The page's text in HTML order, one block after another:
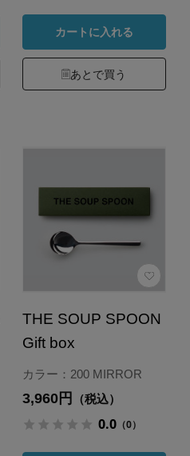
カートに入れる
あとで買う
THE SOUP SPOON
Gift box
カラー：200 MIRROR
3,960円 （税込）
0.0（0）